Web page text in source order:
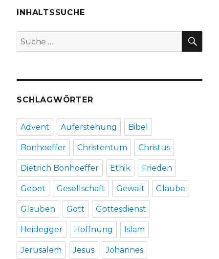
Pressemeldung
Soest
INHALTSSUCHE
Suche
nach:
SCHLAGWÖRTER
Advent Auferstehung Bibel
Bonhoeffer Christentum Christus
Dietrich Bonhoeffer Ethik Frieden
Gebet Gesellschaft Gewalt Glaube
Glauben Gott Gottesdienst
Heidegger Hoffnung Islam
Jerusalem Jesus Johannes